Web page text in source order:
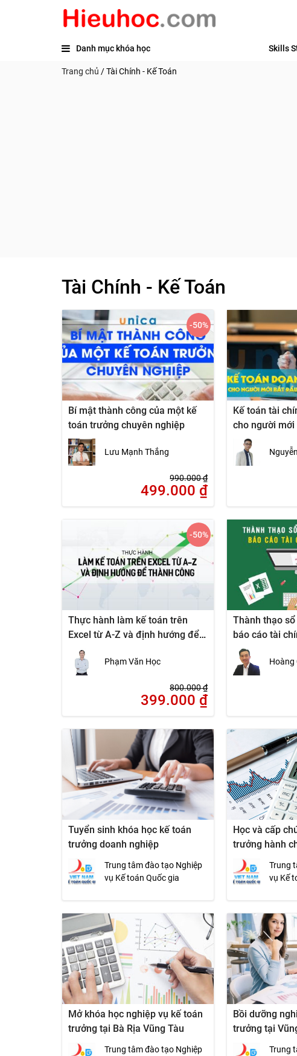
Danh mục khóa học Skills
Trang chủ /Tài Chính - Kế Toán
Tài Chính - Kế Toán
Bí mật thành công của một kế
toán trưởng chuyên nghiệp
Lưu Mạnh Thắng
990.000₫
499.000 ₫
-50%
Kế toán tài
cho người mới
Thực hành làm kế toán trên
Excel từ A-Z và định hướng để
thành công
Phạm Văn Học
800.000₫
399.000 ₫
-50%
Thành thạo
báo cáo tài
Hoàng
Tuyển sinh khóa học kế toán
trưởng doanh nghiệp
Trung tâm đào tạo Nghiệp
vụ Kế toán Quốc gia
Học và cấp
trưởng hành
Trung
vụ Kế
Mở khóa học nghiệp vụ kế toán
trưởng tại Bà Rịa Vũng Tàu
Trung tâm đào tạo Nghiệp
Bồi dưỡng
trưởng tại
Trung